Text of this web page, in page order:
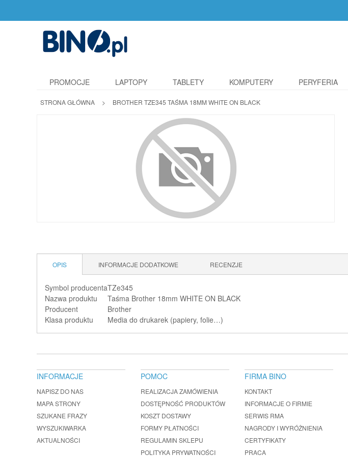
PROMOCJE LAPTOPY TABLETY KOMPUTERY PERYFERIA
STRONA GŁÓWNA > BROTHER TZE345 TAŚMA 18MM WHITE ON BLACK
OPIS INFORMACJE DODATKOWE RECENZJE
Symbol producentaTZe345
Nazwa produktu
Taśma Brother 18mm WHITE ON BLACK
Producent
Brother
Klasa produktu
Media do drukarek (papiery, folie…)
INFORMACJE
NAPISZ DO NAS
MAPA STRONY
SZUKANE FRAZY
WYSZUKIWARKA
AKTUALNOŚCI
POMOC
REALIZACJA ZAMÓWIENIA
DOSTĘPNOŚĆ PRODUKTÓW
KOSZT DOSTAWY
FORMY PŁATNOŚCI
REGULAMIN SKLEPU
POLITYKA PRYWATNOŚCI
FIRMA BINO
KONTAKT
INFORMACJE O FIRMIE
SERWIS RMA
NAGRODY I WYRÓŻNIENIA
CERTYFIKATY
PRACA